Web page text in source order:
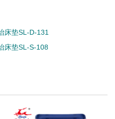
床垫SL-D-131
床垫SL-S-108